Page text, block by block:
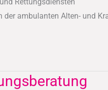
der ambulanten Alten- und